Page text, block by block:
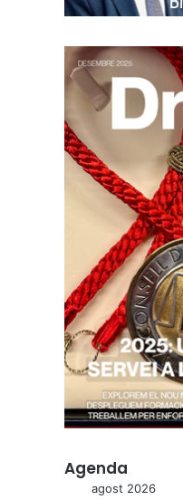
Agenda
agost 2026